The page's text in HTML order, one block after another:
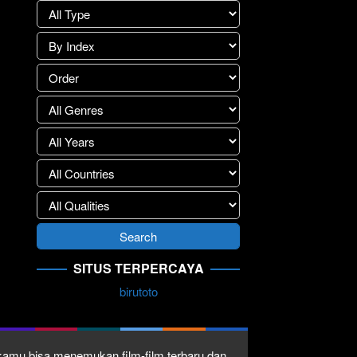
SITUS TERPERCAYA
birutoto